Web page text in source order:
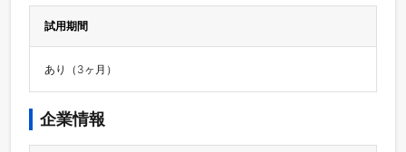
試用期間
あり（3ヶ月）
企業情報